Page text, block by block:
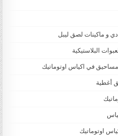
البلاستيكية
مساحيق في اكياس اوتوماتيك
أغطية
اوتوماتيك